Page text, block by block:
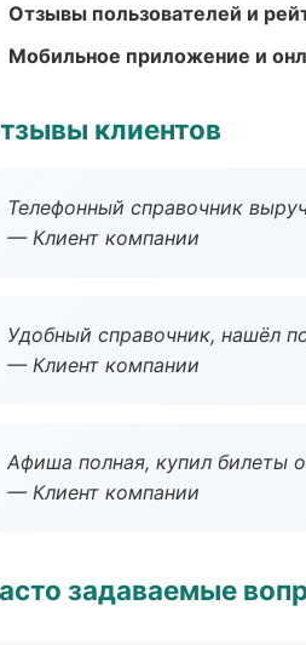
Отзывы пользователей и
Мобильное приложение и
клиентов
Телефонный справочник
— Клиент компании
Удобный справочник, нашёл
— Клиент компании
Афиша полная, купил билеты
— Клиент компании
задаваемые